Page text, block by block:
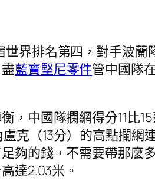
世界排名第四，對手波蘭
藍寶堅尼零件管中國隊
，中國隊攔網得分11比
克（13分）的高點攔網
夠的錢，不需要帶那麼
達2.03米。